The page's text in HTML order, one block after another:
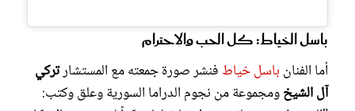
باسل الخياط: كل الحب والاحترام
أما الفنان باسل خياطفنشر صورة جمعته مع المستشارتركي
آل الشيخومجموعة من نجوم الدراما السورية وعلق وكتب: